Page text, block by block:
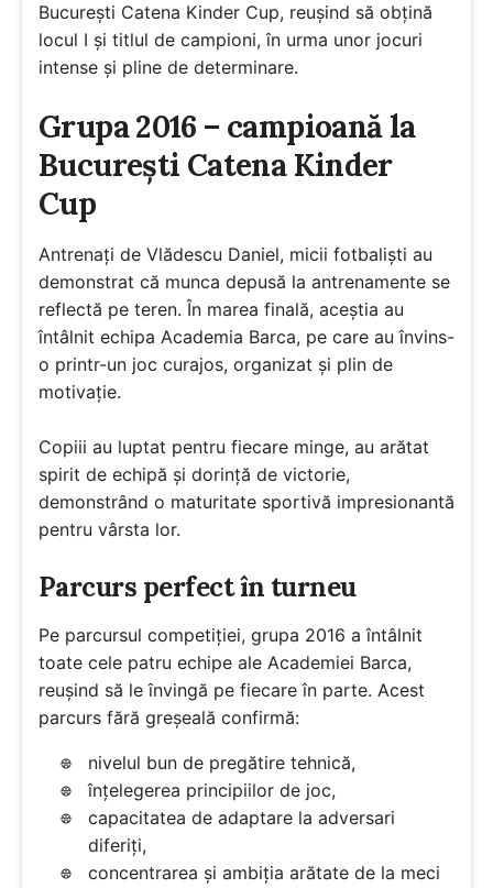
București Catena Kinder Cup, reușind să obțină
locul I și titlul de campioni, în urma unor jocuri
intense și pline de determinare.
Grupa 2016 – campioană la
București Catena Kinder
Cup
Antrenați de Vlădescu Daniel, micii fotbaliști au
demonstrat că munca depusă la antrenamente se
reflectă pe teren. În marea finală, aceștia au
întâlnit echipa Academia Barca, pe care au învins-
o printr-un joc curajos, organizat și plin de
motivație.
Copiii au luptat pentru fiecare minge, au arătat
spirit de echipă și dorință de victorie,
demonstrând o maturitate sportivă impresionantă
pentru vârsta lor.
Parcurs perfect în turneu
Pe parcursul competiției, grupa 2016 a întâlnit
toate cele patru echipe ale Academiei Barca,
reușind să le învingă pe fiecare în parte. Acest
parcurs fără greșeală confirmă:
nivelul bun de pregătire tehnică,
înțelegerea principiilor de joc,
capacitatea de adaptare la adversari
diferiți,
concentrarea și ambiția arătate de la meci